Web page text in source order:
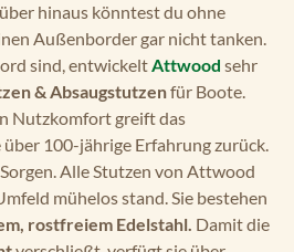
hinaus könntest du ohne
Außenborder gar nicht tanken.
sind, entwickeltAttwood sehr
& Absaugstutzenfür Boote.
Nutzkomfort greift das
100-jährige Erfahrung zurück.
Alle Stutzen von Attwood
mühelos stand. Sie bestehen
rostfreiem Edelstahl. Damit die